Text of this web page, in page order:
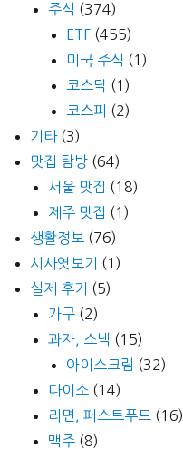
주식 (374)
ETF (455)
미국 주식 (1)
코스닥 (1)
코스피 (2)
기타(3)
맛집 탐방 (64)
서울 맛집 (18)
제주 맛집 (1)
생활정보 (76)
시사엿보기
(1)
실제 후기
(5)
가구 (2)
과자, 스낵 (15)
아이스크림 (32)
다이소 (14)
라면, 패스트푸드 (16)
맥주 (8)